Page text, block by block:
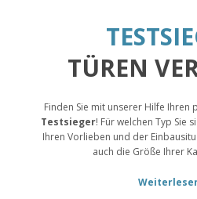
TÜREN
Finden Sie mit unserer Hilfe Ihren
Testsieger! Für welchen Typ Sie
Ihren Vorlieben und der
auch die Größe Ihrer